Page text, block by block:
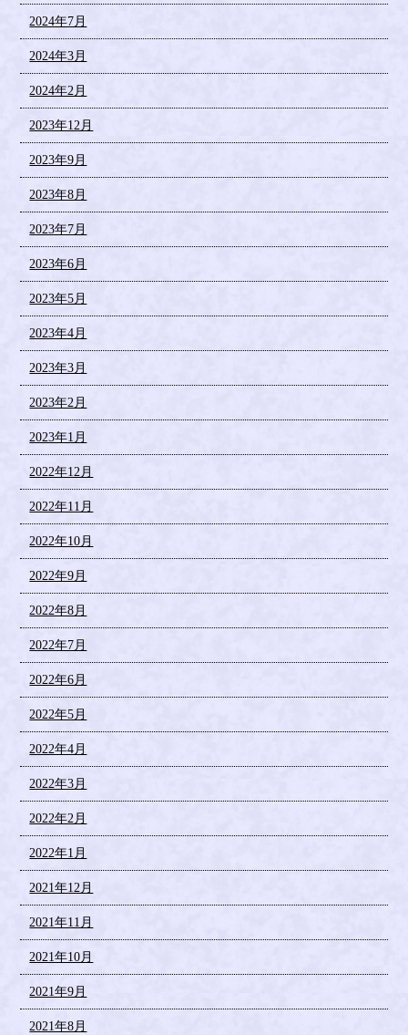
2024年7月
2024年3月
2024年2月
2023年12月
2023年9月
2023年8月
2023年7月
2023年6月
2023年5月
2023年4月
2023年3月
2023年2月
2023年1月
2022年12月
2022年11月
2022年10月
2022年9月
2022年8月
2022年7月
2022年6月
2022年5月
2022年4月
2022年3月
2022年2月
2022年1月
2021年12月
2021年11月
2021年10月
2021年9月
2021年8月